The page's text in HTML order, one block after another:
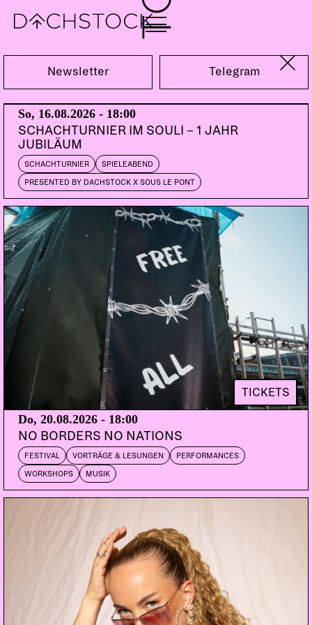
Sa, 24.10.2026
DOORS:20:00
Newsletter Telegram
So, 16.08.2026 - 18:00
SCHACHTURNIER IM SOULI – 1 JAHR
JUBILÄUM
SCHACHTURNIER SPIELEABEND
PRESENTED BY DACHSTOCK X SOUS LE PONT
TICKETS
Do, 20.08.2026 - 18:00
NO BORDERS NO NATIONS
FESTIVAL VORTRÄGE & LESUNGEN PERFORMANCES
WORKSHOPS MUSIK